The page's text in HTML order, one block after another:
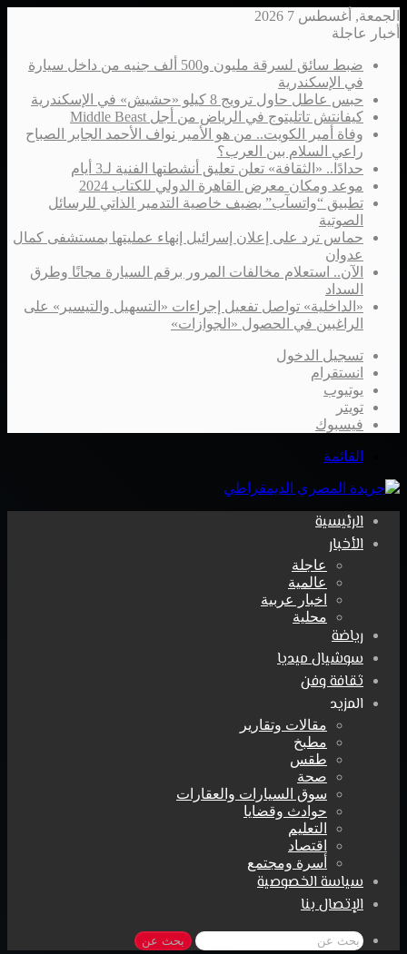
الجمعة, أغسطس 7 2026
أخبار عاجلة
ضبط سائق لسرقة مليون و500 ألف جنيه من داخل سيارة
في الإسكندرية
حبس عاطل حاول ترويج 8 كيلو «حشيش» في الإسكندرية
كيفانتش تاتليتوج في الرياض من أجل Middle Beast
وفاة أمير الكويت.. من هو الأمير نواف الأحمد الجابر الصباح
راعي السلام بين العرب؟
حدادًا.. «الثقافة» تعلن تعليق أنشطتها الفنية لـ3 أيام
موعد ومكان معرض القاهرة الدولي للكتاب 2024
تطبيق “واتسآب” يضيف خاصية التدمير الذاتي للرسائل
الصوتية
حماس ترد على إعلان إسرائيل إنهاء عمليتها بمستشفى كمال
عدوان
الآن.. استعلام مخالفات المرور برقم السيارة مجانًا وطرق
السداد
«الداخلية» تواصل تفعيل إجراءات «التسهيل والتيسير» على
الراغبين في الحصول «الجوازات»
تسجيل الدخول
انستقرام
يوتيوب
تويتر
فيسبوك
القائمة
الرئيسية
الأخبار
عاجلة
عالمية
اخبار عربية
محلية
رياضة
سوشيال ميديا
ثقافة وفن
المزيد
مقالات وتقارير
مطبخ
طقس
صحة
سوق السيارات والعقارات
حوادث وقضايا
التعليم
اقتصاد
أسرة ومجتمع
سياسة الخصوصية
الإتصال بنا
بحث عن